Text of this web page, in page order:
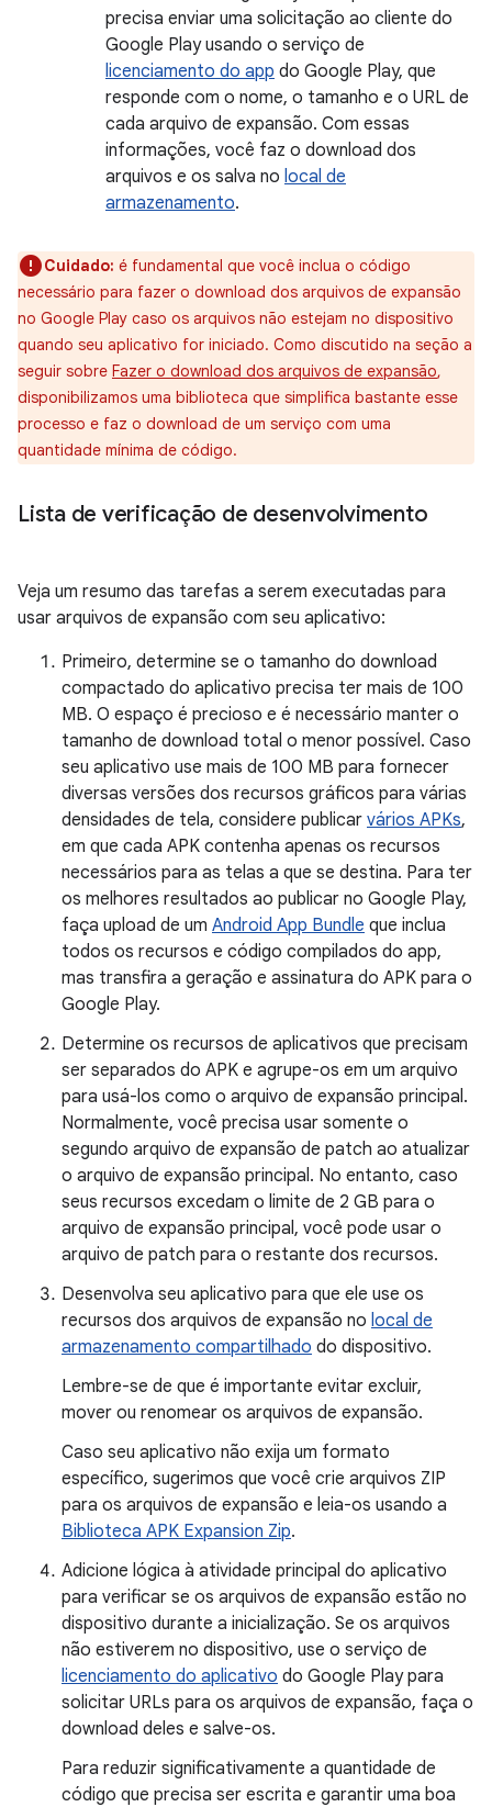
precisa enviar uma solicitação ao cliente do
Google Play usando o serviço de
licenciamento do app do Google Play, que
responde com o nome, o tamanho e o URL de
cada arquivo de expansão. Com essas
informações, você faz o download dos
arquivos e os salva no local de
armazenamento.
Cuidado: é fundamental que você inclua o código
necessário para fazer o download dos arquivos de expansão
no Google Play caso os arquivos não estejam no dispositivo
quando seu aplicativo for iniciado. Como discutido na seção a
seguir sobre Fazer o download dos arquivos de expansão,
disponibilizamos uma biblioteca que simplifica bastante esse
processo e faz o download de um serviço com uma
quantidade mínima de código.
Lista de verificação de desenvolvimento
Veja um resumo das tarefas a serem executadas para
usar arquivos de expansão com seu aplicativo:
Primeiro, determine se o tamanho do download
compactado do aplicativo precisa ter mais de 100
MB. O espaço é precioso e é necessário manter o
tamanho de download total o menor possível. Caso
seu aplicativo use mais de 100 MB para fornecer
diversas versões dos recursos gráficos para várias
densidades de tela, considere publicar vários APKs,
em que cada APK contenha apenas os recursos
necessários para as telas a que se destina. Para ter
os melhores resultados ao publicar no Google Play,
faça upload de um Android App Bundle que inclua
todos os recursos e código compilados do app,
mas transfira a geração e assinatura do APK para o
Google Play.
Determine os recursos de aplicativos que precisam
ser separados do APK e agrupe-os em um arquivo
para usá-los como o arquivo de expansão principal.
Normalmente, você precisa usar somente o
segundo arquivo de expansão de patch ao atualizar
o arquivo de expansão principal. No entanto, caso
seus recursos excedam o limite de 2 GB para o
arquivo de expansão principal, você pode usar o
arquivo de patch para o restante dos recursos.
Desenvolva seu aplicativo para que ele use os
recursos dos arquivos de expansão no local de
armazenamento compartilhado do dispositivo.
Lembre-se de que é importante evitar excluir,
mover ou renomear os arquivos de expansão.
Caso seu aplicativo não exija um formato
específico, sugerimos que você crie arquivos ZIP
para os arquivos de expansão e leia-os usando a
Biblioteca APK Expansion Zip.
Adicione lógica à atividade principal do aplicativo
para verificar se os arquivos de expansão estão no
dispositivo durante a inicialização. Se os arquivos
não estiverem no dispositivo, use o serviço de
licenciamento do aplicativo do Google Play para
solicitar URLs para os arquivos de expansão, faça o
download deles e salve-os.
Para reduzir significativamente a quantidade de
código que precisa ser escrita e garantir uma boa